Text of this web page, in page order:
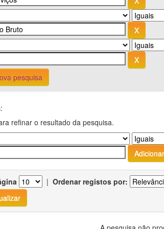
pesquisa
refinar o resultado da pesquisa.
| Ordenar registos por: